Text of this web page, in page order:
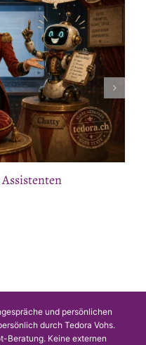
und persönlichen
durch Tedora Vohs.
Beratung. Keine externen